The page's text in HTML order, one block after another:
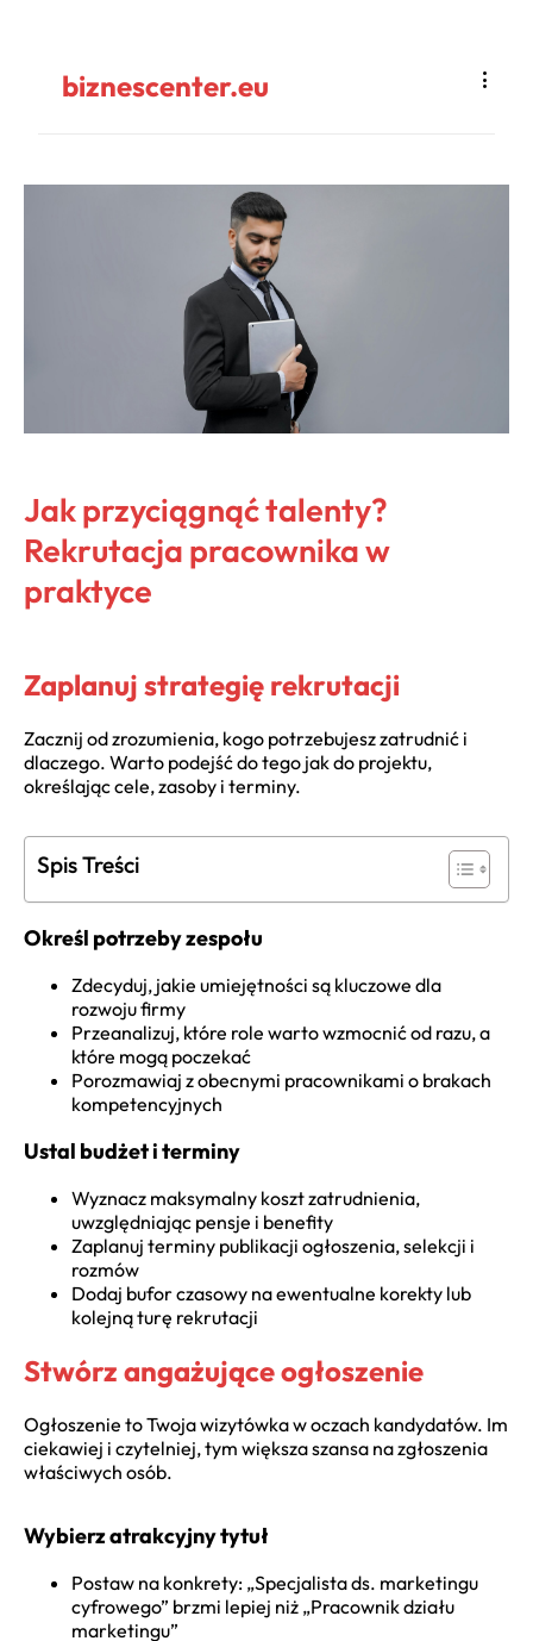
biznescenter.eu
Jak przyciągnąć talenty?
Rekrutacja pracownika w
praktyce
Zaplanuj strategię rekrutacji
Zacznij od zrozumienia, kogo potrzebujesz zatrudnić i
dlaczego. Warto podejść do tego jak do projektu,
określając cele, zasoby i terminy.
Spis Treści
Określ potrzeby zespołu
Zdecyduj, jakie umiejętności są kluczowe dla
rozwoju firmy
Przeanalizuj, które role warto wzmocnić od razu, a
które mogą poczekać
Porozmawiaj z obecnymi pracownikami o brakach
kompetencyjnych
Ustal budżet i terminy
Wyznacz maksymalny koszt zatrudnienia,
uwzględniając pensje i benefity
Zaplanuj terminy publikacji ogłoszenia, selekcji i
rozmów
Dodaj bufor czasowy na ewentualne korekty lub
kolejną turę rekrutacji
Stwórz angażujące ogłoszenie
Ogłoszenie to Twoja wizytówka w oczach kandydatów. Im
ciekawiej i czytelniej, tym większa szansa na zgłoszenia
właściwych osób.
Wybierz atrakcyjny tytuł
Postaw na konkrety: „Specjalista ds. marketingu
cyfrowego” brzmi lepiej niż „Pracownik działu
marketingu”